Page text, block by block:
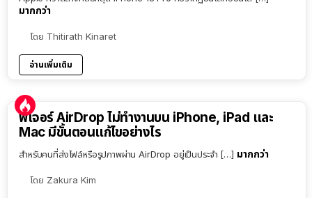
มากกว่า
โดย Thitirath Kinaret
อ่านเพิ่มเติม
ฟีเจอร์ AirDrop ไม่ทำงานบน iPhone, iPad และ
Mac มีขั้นตอนแก้ไขอย่างไร
สำหรับคนที่ส่งไฟล์หรือรูปภาพผ่าน AirDrop อยู่เป็นประจำ […] มากกว่า
โดย Zakura Kim